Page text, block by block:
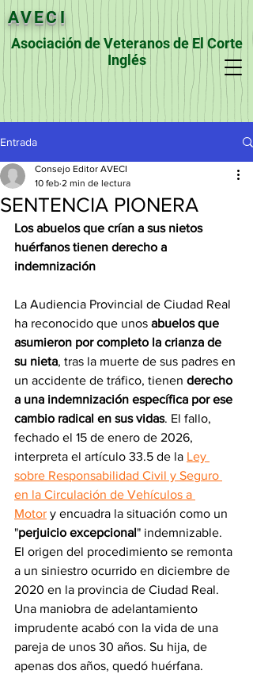
AVECI
Asociación de Veteranos de El Corte
Inglés
Entrada
SENTENCIA PIONERA
Consejo Editor AVECI
10 feb 2 min de lectura
Los abuelos que crían a sus nietos
huérfanos tienen derecho a
indemnización
La Audiencia Provincial de Ciudad Real
ha reconocido que unos abuelos que
asumieron por completo la crianza de
su nieta, tras la muerte de sus padres en
un accidente de tráfico, tienen derecho
a una indemnización específica por ese
cambio radical en sus vidas. El fallo,
fechado el 15 de enero de 2026,
interpreta el artículo 33.5 de la Ley
sobre Responsabilidad Civil y Seguro
en la Circulación de Vehículos a
Motor y encuadra la situación como un
"perjuicio excepcional" indemnizable.
El origen del procedimiento se remonta
a un siniestro ocurrido en diciembre de
2020 en la provincia de Ciudad Real.
Una maniobra de adelantamiento
imprudente acabó con la vida de una
pareja de unos 30 años. Su hija, de
apenas dos años, quedó huérfana.